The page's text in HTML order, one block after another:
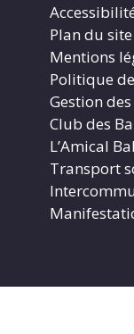
Plan du site
Mentions
Politique
Gestion
Club des
L’Amical
Transport